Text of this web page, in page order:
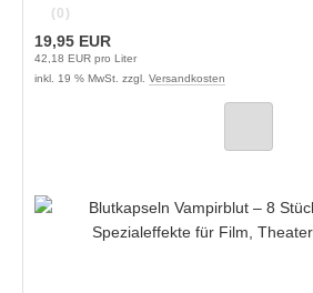
(0)
19,95 EUR
42,18 EUR pro Liter
inkl. 19 % MwSt. zzgl. Versandkosten